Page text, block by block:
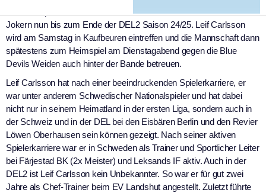
Deutsch spricht, übernimmt den Posten des Chef-Trainers bei den
Jokern nun bis zum Ende der DEL2 Saison 24/25. Leif Carlsson
wird am Samstag in Kaufbeuren eintreffen und die Mannschaft dann
spätestens zum Heimspiel am Dienstagabend gegen die Blue
Devils Weiden auch hinter der Bande betreuen.
Leif Carlsson hat nach einer beeindruckenden Spielerkarriere, er
war unter anderem Schwedischer Nationalspieler und hat dabei
nicht nur in seinem Heimatland in der ersten Liga, sondern auch in
der Schweiz und in der DEL bei den Eisbären Berlin und den Revier
Löwen Oberhausen sein können gezeigt. Nach seiner aktiven
Spielerkarriere war er in Schweden als Trainer und Sportlicher Leiter
bei Färjestad BK (2x Meister) und Leksands IF aktiv. Auch in der
DEL2 ist Leif Carlsson kein Unbekannter. So war er für gut zwei
Jahre als Chef-Trainer beim EV Landshut angestellt. Zuletzt führte